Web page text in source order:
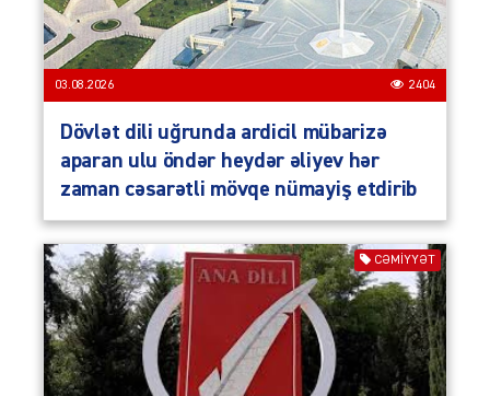
03.08.2026 2404
Dövlət dili uğrunda ardicil mübarizə
aparan ulu öndər heydər əliyev hər
zaman cəsarətli mövqe nümayiş etdirib
CƏMIYYƏT